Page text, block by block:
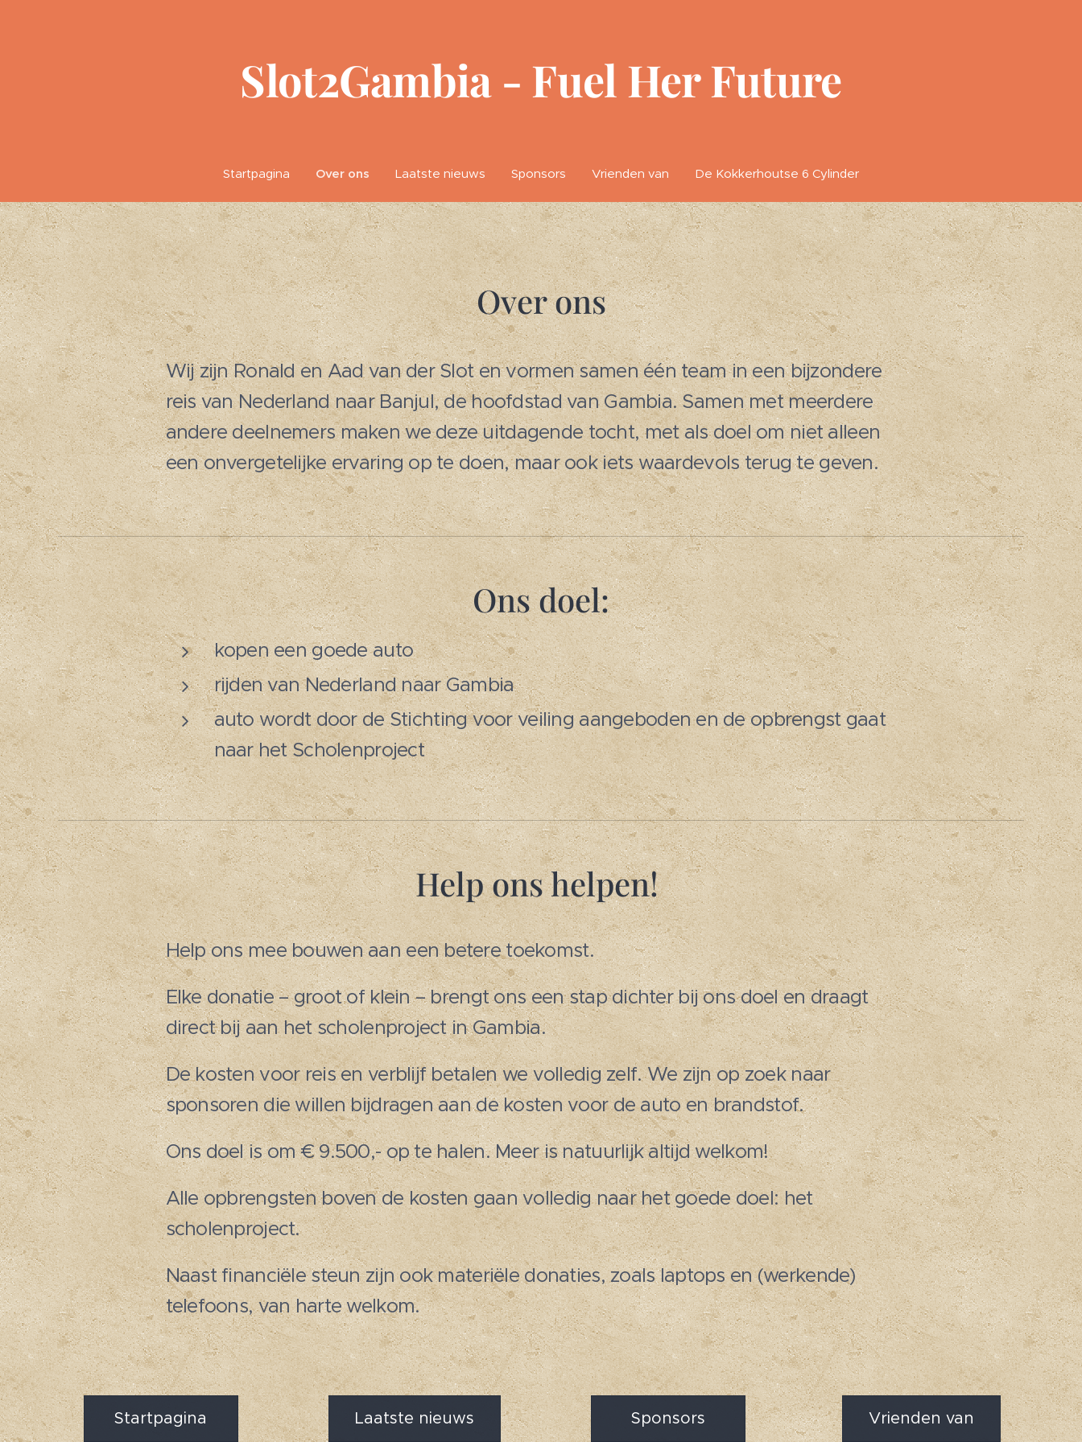
Slot2Gambia - Fuel Her Future
Startpagina Over ons Laatste nieuws Sponsors Vrienden van De Kokkerhoutse 6 Cylinder
Over ons
Wij zijn Ronald en Aad van der Slot en vormen samen één team in een bijzondere
reis van Nederland naar Banjul, de hoofdstad van Gambia. Samen met meerdere
andere deelnemers maken we deze uitdagende tocht, met als doel om niet alleen
een onvergetelijke ervaring op te doen, maar ook iets waardevols terug te geven.
Ons doel:
kopen een goede auto
rijden van Nederland naar Gambia
auto wordt door de Stichting voor veiling aangeboden en de opbrengst gaat
naar het Scholenproject
Help ons helpen!
Help ons mee bouwen aan een betere toekomst.
Elke donatie – groot of klein – brengt ons een stap dichter bij ons doel en draagt
direct bij aan het scholenproject in Gambia.
De kosten voor reis en verblijf betalen we volledig zelf. We zijn op zoek naar
sponsoren die willen bijdragen aan de kosten voor de auto en brandstof.
Ons doel is om € 9.500,- op te halen. Meer is natuurlijk altijd welkom!
Alle opbrengsten boven de kosten gaan volledig naar het goede doel: het
scholenproject.
Naast financiële steun zijn ook materiële donaties, zoals laptops en (werkende)
telefoons, van harte welkom.
Startpagina Laatste nieuws Sponsors Vrienden van